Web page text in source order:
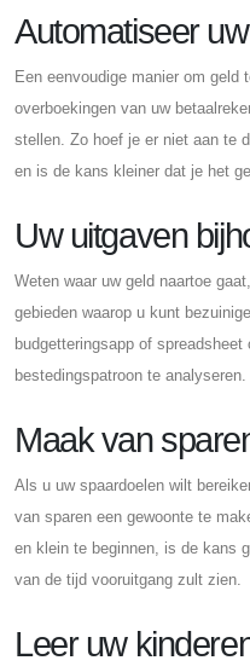
Automatiseer
Een eenvoudige manier om geld
overboekingen van uw
stellen. Zo hoef je er niet aan te
en is de kans kleiner dat je het
Uw uitgaven
Weten waar uw geld naartoe
gebieden waarop u kunt
budgetteringsapp of
bestedingspatroon te analyseren.
Maak van
Als u uw spaardoelen wilt
van sparen een gewoonte te
en klein te beginnen, is de kans
van de tijd vooruitgang zult zien.
Leer uw